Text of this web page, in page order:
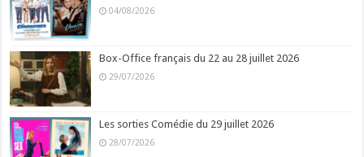
04/08/2026
Box-Office français du 22 au 28 juillet 2026
29/07/2026
Les sorties Comédie du 29 juillet 2026
28/07/2026